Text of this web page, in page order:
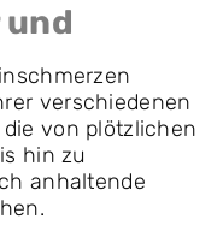
verschiedenen
von plötzlichen
hin zu
anhaltende